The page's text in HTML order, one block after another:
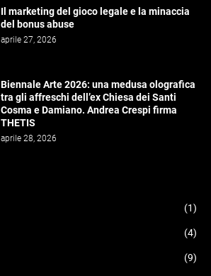
Il marketing del gioco legale e la minaccia
del bonus abuse
aprile 27, 2026
Biennale Arte 2026: una medusa olografica
tra gli affreschi dell’ex Chiesa dei Santi
Cosma e Damiano. Andrea Crespi firma
THETIS
aprile 28, 2026
(1)
(4)
(9)